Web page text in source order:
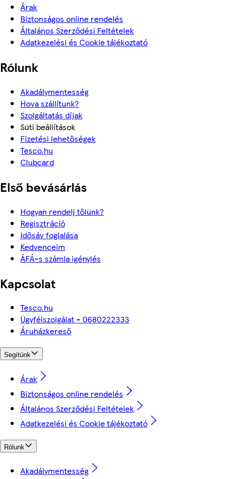
Árak
Biztonságos online rendelés
Általános Szerződési Feltételek
Adatkezelési és Cookie tájékoztató
Rólunk
Akadálymentesség
Hova szállítunk?
Szolgáltatás díjak
Süti beállítások
Fizetési lehetőségek
Tesco.hu
Clubcard
Első bevásárlás
Hogyan rendelj tőlünk?
Regisztráció
Idősáv foglalása
Kedvenceim
ÁFÁ-s számla igénylés
Kapcsolat
Tesco.hu
Ügyfélszolgálat - 0680222333
Áruházkereső
Segítünk
Árak
Biztonságos online rendelés
Általános Szerződési Feltételek
Adatkezelési és Cookie tájékoztató
Rólunk
Akadálymentesség